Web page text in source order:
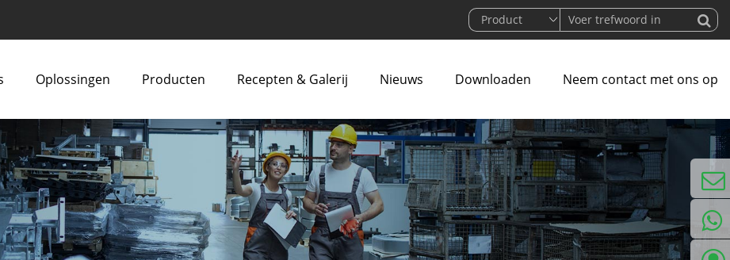
Oplossingen Producten Recepten & Galerij Nieuws Downloaden Neem contact met ons op